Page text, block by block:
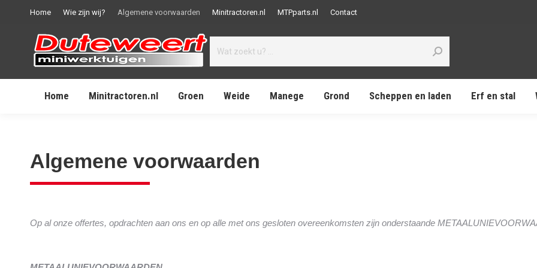
Home Wie zijn wij? Algemene voorwaarden Minitractoren.nl MTPparts.nl Contact
Home Minitractoren.nl Groen Weide Manege Grond Scheppen en laden Erf en stal
Algemene voorwaarden
Op al onze offertes, opdrachten aan ons en op alle met ons gesloten overeenkomsten zijn onderstaande